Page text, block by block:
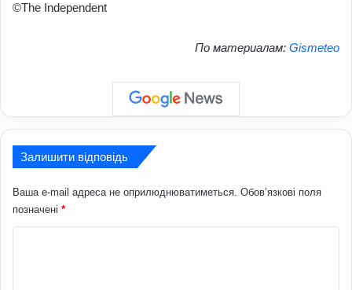
©The Independent
По материалам: Gismeteo
Залишити відповідь
Ваша e-mail адреса не оприлюднюватиметься. Обов’язкові поля
позначені *